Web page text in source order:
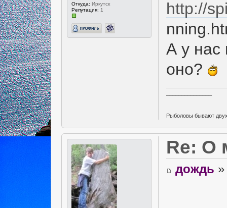
Откуда: Иркутск
Репутация: 1
http://
А у нас
оно?
Рыболовы бывают двух
Re: О
дождь